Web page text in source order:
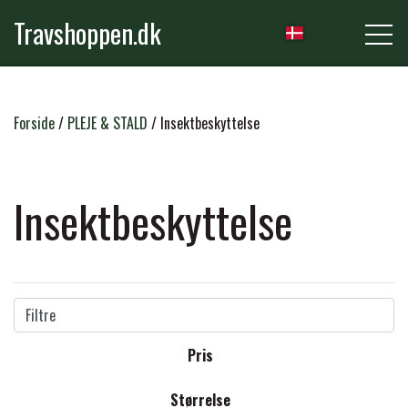
Travshoppen.dk
NYHEDER
HEST
GRIMER & TRÆKTOVE
RYTTER
RIDEBUKSER & LEGGINS
TRØJER, BLUSER & T-SHIRTS
PLEJE & STALD
STRIGLER & TILBEHØR
Forside PLEJE & STALD Insektbeskyttelse
Insektbeskyttelse
Filtre
Pris
Størrelse